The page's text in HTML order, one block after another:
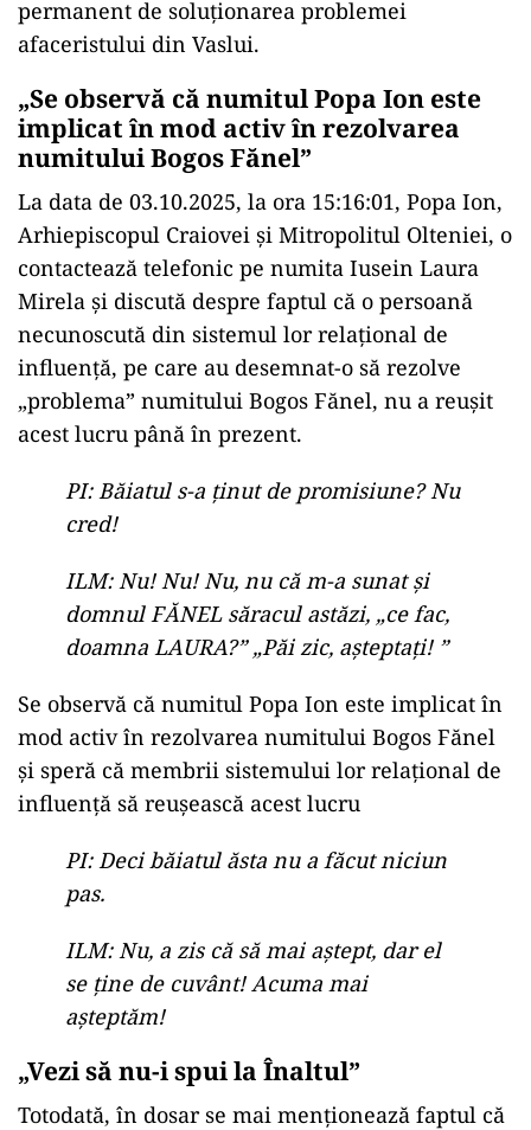
permanent de soluționarea problemei
afaceristului din Vaslui.
„Se observă că numitul Popa Ion este
implicat în mod activ în rezolvarea
numitului Bogos Fănel”
La data de 03.10.2025, la ora 15:16:01, Popa Ion,
Arhiepiscopul Craiovei şi Mitropolitul Olteniei, o
contactează telefonic pe numita Iusein Laura
Mirela și discută despre faptul că o persoană
necunoscută din sistemul lor relațional de
influență, pe care au desemnat-o să rezolve
„problema” numitului Bogos Fănel, nu a reușit
acest lucru până în prezent.
PI: Băiatul s-a ținut de promisiune? Nu
cred!
ILM: Nu! Nu! Nu, nu că m-a sunat și
domnul FĂNEL săracul astăzi, „ce fac,
doamna LAURA?” „Păi zic, așteptați! ”
Se observă că numitul Popa Ion este implicat în
mod activ în rezolvarea numitului Bogos Fănel
și speră că membrii sistemului lor relațional de
influență să reușească acest lucru
PI: Deci băiatul ăsta nu a făcut niciun
pas.
ILM: Nu, a zis că să mai aștept, dar el
se ține de cuvânt! Acuma mai
așteptăm!
„Vezi să nu-i spui la Înaltul”
Totodată, în dosar se mai menționează faptul că